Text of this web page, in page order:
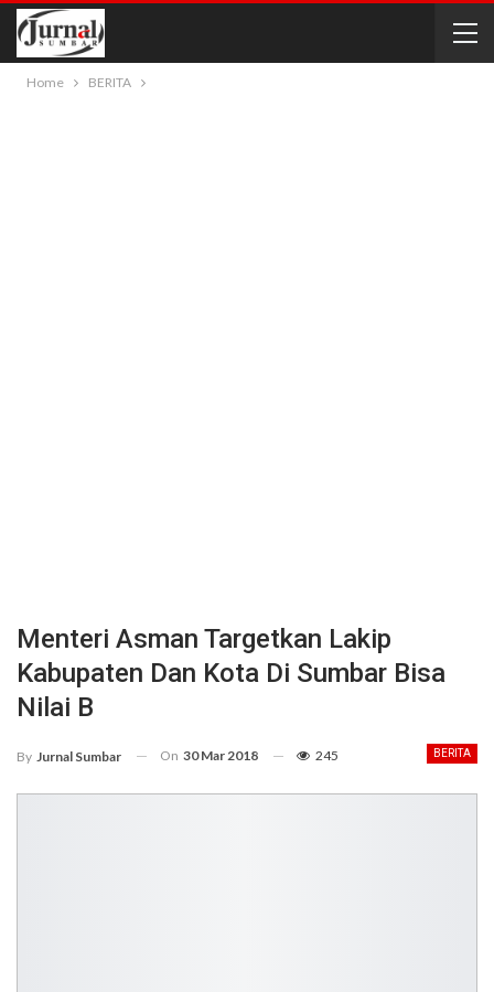
Home BERITA
Menteri Asman Targetkan Lakip
Kabupaten Dan Kota Di Sumbar Bisa
Nilai B
BERITA
By Jurnal Sumbar On 30 Mar 2018 245